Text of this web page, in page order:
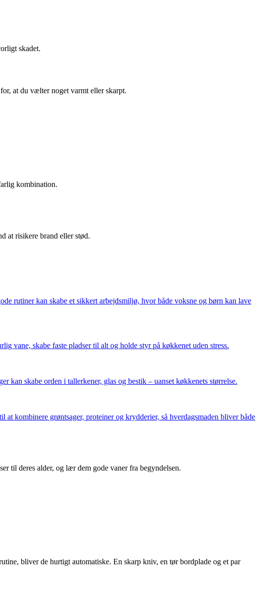
skadet.
at du vælter noget varmt eller skarpt.
kombination.
at risikere brand eller stød.
rutiner kan skabe et sikkert arbejdsmiljø, hvor både voksne og børn kan lave
vane, skabe faste pladser til alt og holde styr på køkkenet uden stress.
kan skabe orden i tallerkener, glas og bestik – uanset køkkenets størrelse.
kombinere grøntsager, proteiner og krydderier, så hverdagsmaden bliver både
til deres alder, og lær dem gode vaner fra begyndelsen.
bliver de hurtigt automatiske. En skarp kniv, en tør bordplade og et par